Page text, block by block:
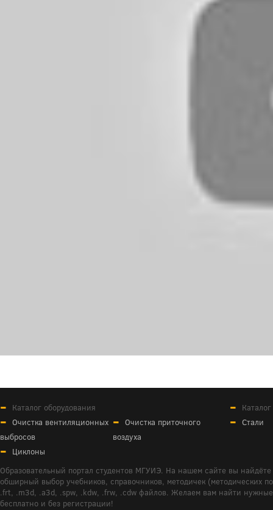
Каталог оборудования
Очистка вентиляционных
выбросов
Очистка приточного
воздуха
Циклоны
Стали
Образовательный портал студентов МГУИЭ. На нашем сайте вы
обширный выбор учебников, справочников, методичек (методических
.frt, .m3d, .a3d, .spw, .kdw, .frw, .cdw файлов. Желаем вам найти
бесплатно и без регистрации!